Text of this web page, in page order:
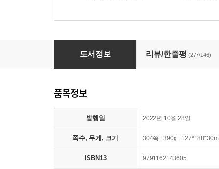
잘했고 잘하고 있고 잘 될 것이다 (아마존 베스
도서정보 리뷰/한줄평 (277/146)
품목정보
발행일 2022년 10월 28일
쪽수, 무게, 크기 304쪽 | 390g |
ISBN13 9791162143605